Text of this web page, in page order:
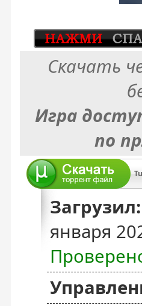
Скачать
Игра
по
Загрузил:
января